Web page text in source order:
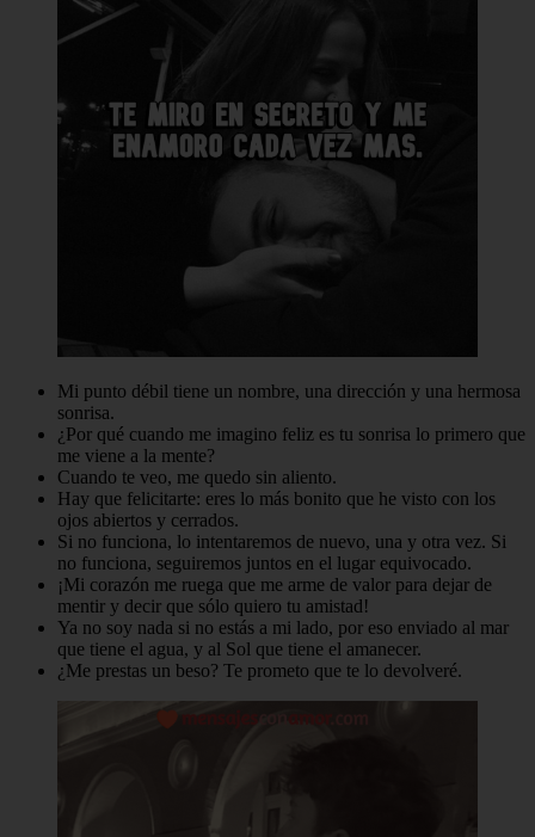
Mi punto débil tiene un nombre, una dirección y una hermosa
sonrisa.
¿Por qué cuando me imagino feliz es tu sonrisa lo primero que
me viene a la mente?
Cuando te veo, me quedo sin aliento.
Hay que felicitarte: eres lo más bonito que he visto con los
ojos abiertos y cerrados.
Si no funciona, lo intentaremos de nuevo, una y otra vez. Si
no funciona, seguiremos juntos en el lugar equivocado.
¡Mi corazón me ruega que me arme de valor para dejar de
mentir y decir que sólo quiero tu amistad!
Ya no soy nada si no estás a mi lado, por eso enviado al mar
que tiene el agua, y al Sol que tiene el amanecer.
¿Me prestas un beso? Te prometo que te lo devolveré.